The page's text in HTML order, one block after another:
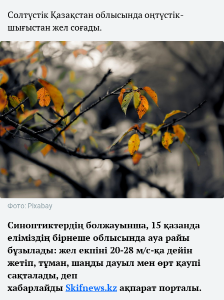
Солтүстік Қазақстан облысында оңтүстік-
шығыстан жел соғады.
Фото: Pixabay
Синоптиктердің болжауынша, 15 қазанда
еліміздің бірнеше облысында ауа райы
бұзылады: жел екпіні 20-28 м/с-қа дейін
жетіп, тұман, шаңды дауыл мен өрт қаупі
сақталады, деп
хабарлайды Skifnews.kz ақпарат порталы.